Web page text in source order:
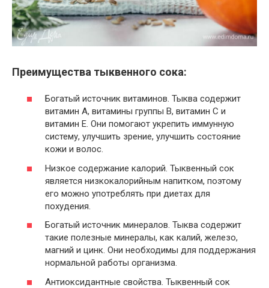
Преимущества тыквенного сока:
Богатый источник витаминов. Тыква содержит
витамин А, витамины группы В, витамин С и
витамин E. Они помогают укрепить иммунную
систему, улучшить зрение, улучшить состояние
кожи и волос.
Низкое содержание калорий. Тыквенный сок
является низкокалорийным напитком, поэтому
его можно употреблять при диетах для
похудения.
Богатый источник минералов. Тыква содержит
такие полезные минералы, как калий, железо,
магний и цинк. Они необходимы для поддержания
нормальной работы организма.
Антиоксидантные свойства. Тыквенный сок